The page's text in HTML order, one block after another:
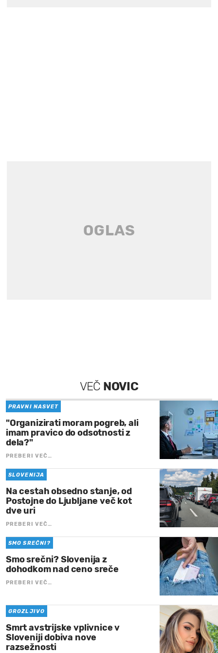
VEČ NOVIC
PRAVNI NASVET
"Organizirati moram pogreb, ali
imam pravico do odsotnosti z
dela?"
PREBERI VEČ…
SLOVENIJA
Na cestah obsedno stanje, od
Postojne do Ljubljane več kot
dve uri
PREBERI VEČ…
SMO SREČNI?
Smo srečni? Slovenija z
dohodkom nad ceno sreče
PREBERI VEČ…
GROZLJIVO
Smrt avstrijske vplivnice v
Sloveniji dobiva nove
razsežnosti